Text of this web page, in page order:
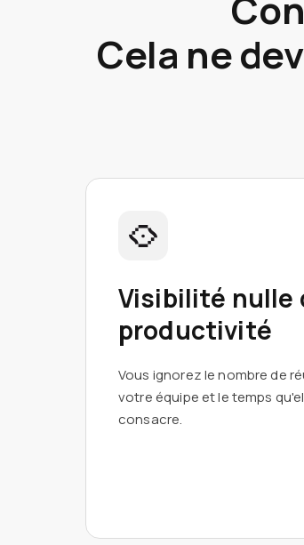
Cela ne
Visibilité nulle
productivité
Vous ignorez le nombre de
votre équipe et le temps
consacre.